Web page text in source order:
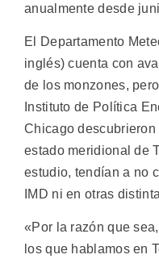
anualmente desde
El Departamento
inglés) cuenta con
de los monzones,
Instituto de Política
Chicago
estado meridional de
estudio, tendían a no
IMD ni en otras
«Por la razón que
los que hablamos en